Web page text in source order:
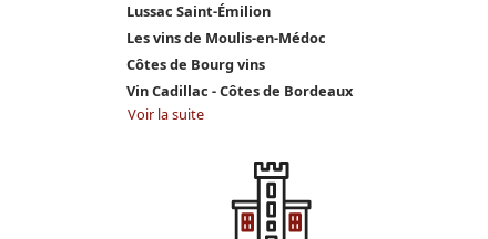
Lussac Saint-Émilion
Les vins de Moulis-en-Médoc
Côtes de Bourg vins
Vin Cadillac - Côtes de Bordeaux
Voir la suite